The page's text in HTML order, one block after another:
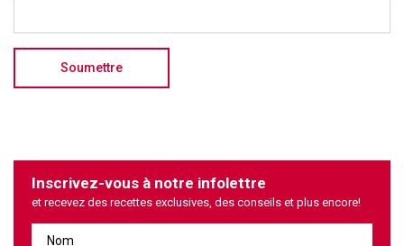
Inscrivez-vous à notre infolettre
et recevez des recettes exclusives, des conseils et plus encore!